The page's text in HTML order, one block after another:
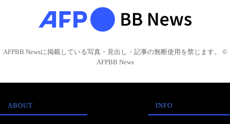
AFPBB Newsに掲載している写真・見出し・記事の無断使用を禁じます。 ©
AFPBB News
ABOUT INFO